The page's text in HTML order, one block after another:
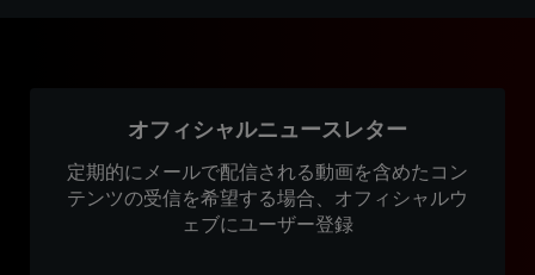
オフィシャルニュースレター
定期的にメールで配信される動画を含めたコン
テンツの受信を希望する場合、オフィシャルウ
ェブにユーザー登録